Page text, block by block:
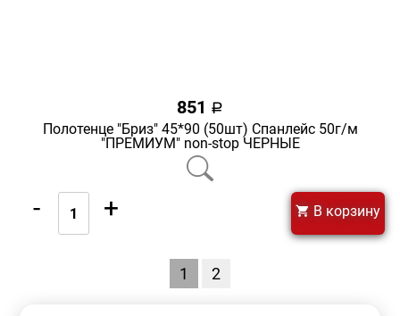
851 a
Полотенце "Бриз" 45*90 (50шт) Спанлейс 50г/м
"ПРЕМИУМ" non-stop ЧЕРНЫЕ
- + В корзину
1 2